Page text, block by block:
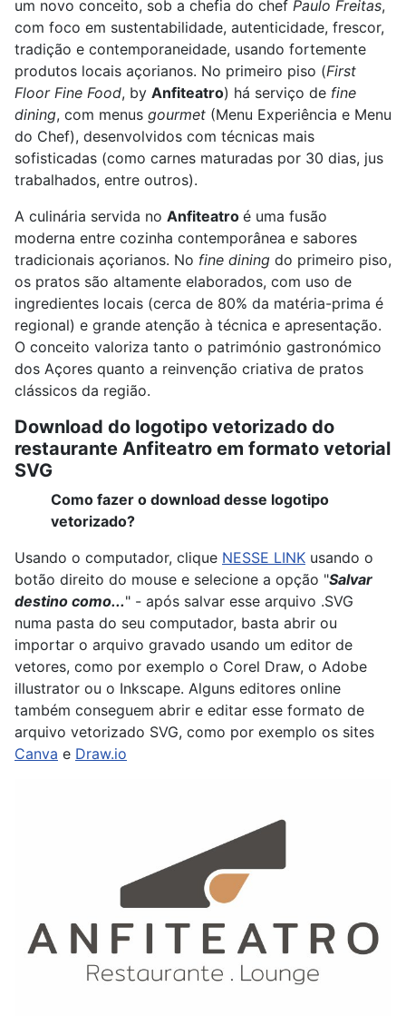
um novo conceito, sob a chefia do chef Paulo Freitas,
com foco em sustentabilidade, autenticidade, frescor,
tradição e contemporaneidade, usando fortemente
produtos locais açorianos. No primeiro piso (First
Floor Fine Food, by Anfiteatro) há serviço de fine
dining, com menus gourmet (Menu Experiência e Menu
do Chef), desenvolvidos com técnicas mais
sofisticadas (como carnes maturadas por 30 dias, jus
trabalhados, entre outros).
A culinária servida no Anfiteatro é uma fusão
moderna entre cozinha contemporânea e sabores
tradicionais açorianos. No fine dining do primeiro piso,
os pratos são altamente elaborados, com uso de
ingredientes locais (cerca de 80% da matéria-prima é
regional) e grande atenção à técnica e apresentação.
O conceito valoriza tanto o património gastronómico
dos Açores quanto a reinvenção criativa de pratos
clássicos da região.
Download do logotipo vetorizado do
restaurante Anfiteatro em formato vetorial
SVG
Como fazer o download desse logotipo
vetorizado?
Usando o computador, clique NESSE LINK usando o
botão direito do mouse e selecione a opção "Salvar
destino como..." - após salvar esse arquivo .SVG
numa pasta do seu computador, basta abrir ou
importar o arquivo gravado usando um editor de
vetores, como por exemplo o Corel Draw, o Adobe
illustrator ou o Inkscape. Alguns editores online
também conseguem abrir e editar esse formato de
arquivo vetorizado SVG, como por exemplo os sites
Canva e Draw.io